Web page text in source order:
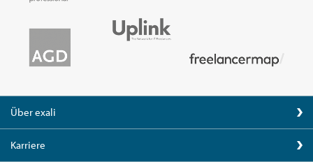
Über exali
Karriere